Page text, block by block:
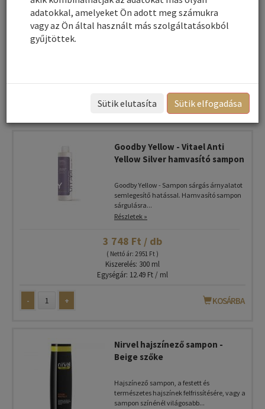
hajszínt. A hajszínező samponok minden hajszínárnyalat
felfrissítésére rendelkezésre álnak.
1
Goodby Yellow - Vitael Anti
Yellow Silver hamvasító sampon
Goodby Yellow - Sampon sárgás árnyalatot
semlegesítő hatással. Hamvasító sampon
sárgulásra...
Részletek »
3 748 Ft / db
( Nettó ár: 2 951 Ft )
Kiszerelés: 300 ml
Egységár: 12.49 Ft / ml
- + KOSÁRBA
Nirvel hajszínező sampon -
Beige szőke
Hajszínező sampon, a festett és
természetes hajszínek felfrissítésére, vagy a
sampon színénél világosabb...
adatokkal, amelyeket Ön adott meg számukra
vagy az Ön által használt más szolgáltatásokból
gyűjtöttek.
Sütik elutasíta Sütik elfogadása